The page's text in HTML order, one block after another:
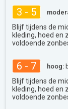
3 - 5
Blijf tijdens de
kleding, hoed en
voldoende
6 - 7 hoog:
Blijf tijdens de
kleding, hoed en
voldoende